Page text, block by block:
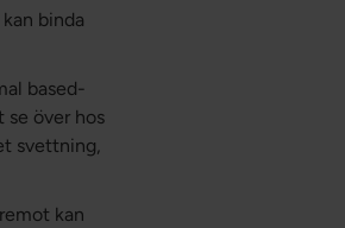
binda
based-
se över hos
svettning,
kan